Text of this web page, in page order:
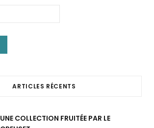
ARTICLES RÉCENTS
UNE COLLECTION FRUITÉE PAR LE